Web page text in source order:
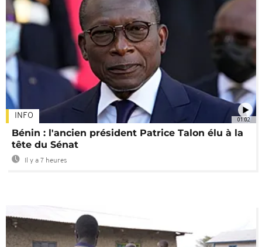
01:02
INFO
Bénin : l'ancien président Patrice Talon élu à la
tête du Sénat
Il y a 7 heures